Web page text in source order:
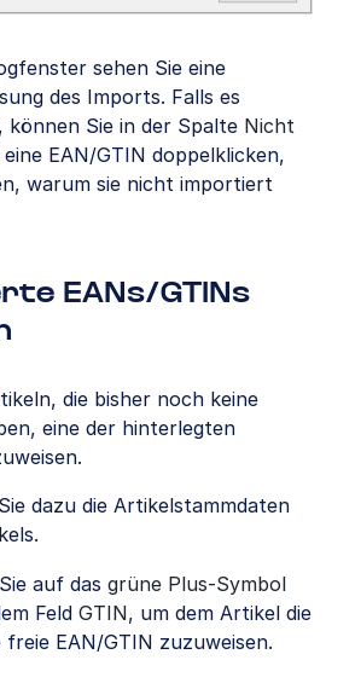
sehen Sie eine
des Imports. Falls es
können Sie in der Spalte Nicht
EAN/GTIN doppelklicken,
warum sie nicht importiert
EANs/GTINs
die bisher noch keine
eine der hinterlegten
dazu die Artikelstammdaten
auf das grüne Plus-Symbol
Feld GTIN, um dem Artikel die
freie EAN/GTIN zuzuweisen.